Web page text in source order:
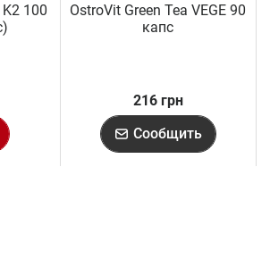
100
OstroVit Green Tea VEGE 90
капс
216 грн
Сообщить